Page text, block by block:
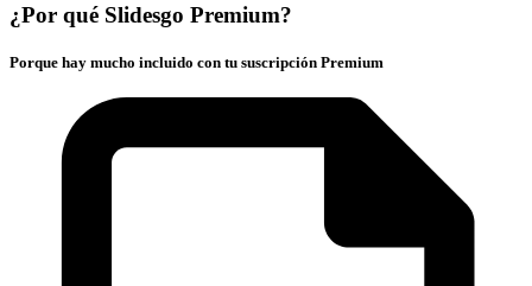
¿Por qué Slidesgo Premium?
Porque hay mucho incluido con tu suscripción Premium